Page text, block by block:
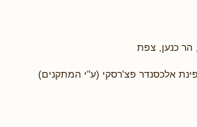
, הר כנען, צפת
אלכסנדר פצ'רסקי (ע"י המתקנים)